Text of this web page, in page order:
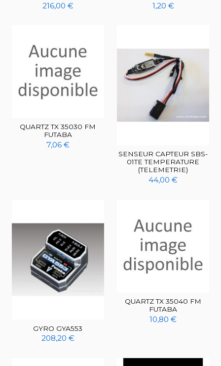
216,00 € 1,20 €
QUARTZ TX 35030 FM
FUTABA
7,06 €
SENSEUR CAPTEUR SBS-
01TE TEMPERATURE
(TELEMETRIE)
44,00 €
GYRO GYA553
208,20 €
QUARTZ TX 35040 FM
FUTABA
10,80 €